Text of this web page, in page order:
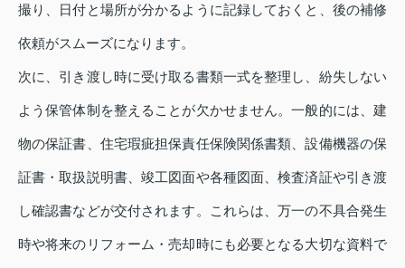
撮り、日付と場所が分かるように記録しておくと、後の補修
依頼がスムーズになります。
次に、引き渡し時に受け取る書類一式を整理し、紛失しない
よう保管体制を整えることが欠かせません。一般的には、建
物の保証書、住宅瑕疵担保責任保険関係書類、設備機器の保
証書・取扱説明書、竣工図面や各種図面、検査済証や引き渡
し確認書などが交付されます。これらは、万一の不具合発生
時や将来のリフォーム・売却時にも必要となる大切な資料で